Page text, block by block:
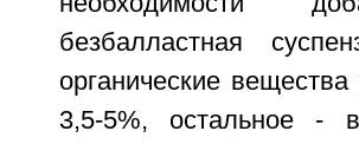
безбалластная
органические
3,5-5%, остальное -